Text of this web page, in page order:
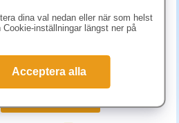
kr (inkl. moms)
dina val nedan eller när som helst
inställningar längst ner på
Acceptera alla